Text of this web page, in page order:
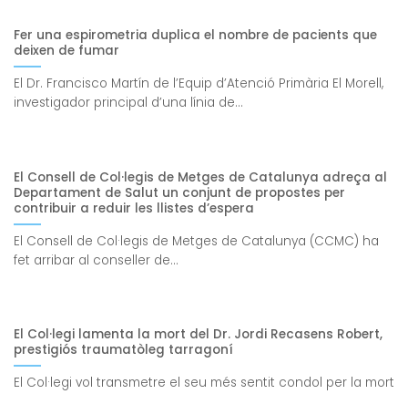
Fer una espirometria duplica el nombre de pacients que
deixen de fumar
El Dr. Francisco Martín de l’Equip d’Atenció Primària El Morell,
investigador principal d’una línia de...
El Consell de Col·legis de Metges de Catalunya adreça al
Departament de Salut un conjunt de propostes per
contribuir a reduir les llistes d’espera
El Consell de Col·legis de Metges de Catalunya (CCMC) ha
fet arribar al conseller de...
El Col·legi lamenta la mort del Dr. Jordi Recasens Robert,
prestigiós traumatòleg tarragoní
El Col·legi vol transmetre el seu més sentit condol per la mort